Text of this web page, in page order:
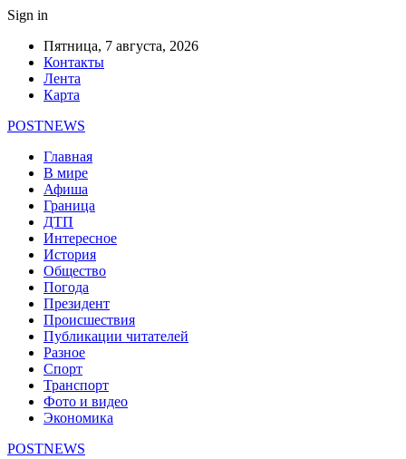
Sign in
Пятница, 7 августа, 2026
Контакты
Лента
Карта
POSTNEWS
Главная
В мире
Афиша
Граница
ДТП
Интересное
История
Общество
Погода
Президент
Происшествия
Публикации читателей
Разное
Спорт
Транспорт
Фото и видео
Экономика
POSTNEWS